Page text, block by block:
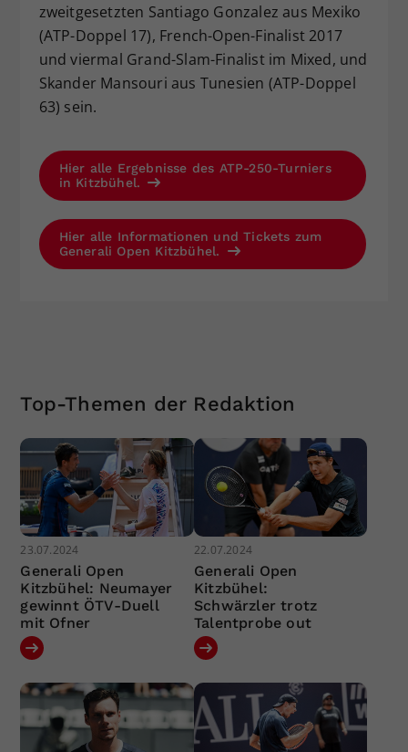
zweitgesetzten Santiago Gonzalez aus Mexiko
(ATP-Doppel 17), French-Open-Finalist 2017
und viermal Grand-Slam-Finalist im Mixed, und
Skander Mansouri aus Tunesien (ATP-Doppel
63) sein.
Hier alle Ergebnisse des ATP-250-Turniers
in Kitzbühel.
Hier alle Informationen und Tickets zum
Generali Open Kitzbühel.
Top-Themen der Redaktion
23.07.2024
Generali Open
Kitzbühel: Neumayer
gewinnt ÖTV-Duell
mit Ofner
22.07.2024
Generali Open
Kitzbühel:
Schwärzler trotz
Talentprobe out